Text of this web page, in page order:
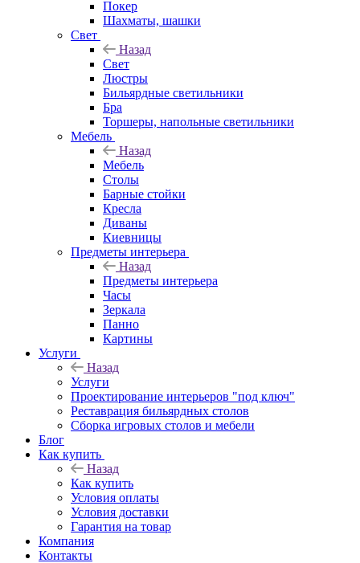
Покер
Шахматы, шашки
Свет
Назад
Свет
Люстры
Бильярдные светильники
Бра
Торшеры, напольные светильники
Мебель
Назад
Мебель
Столы
Барные стойки
Кресла
Диваны
Киевницы
Предметы интерьера
Назад
Предметы интерьера
Часы
Зеркала
Панно
Картины
Услуги
Назад
Услуги
Проектирование интерьеров "под ключ"
Реставрация бильярдных столов
Сборка игровых столов и мебели
Блог
Как купить
Назад
Как купить
Условия оплаты
Условия доставки
Гарантия на товар
Компания
Контакты